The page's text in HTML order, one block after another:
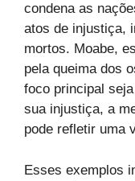
condena as
atos de injustiça,
mortos. Moabe,
pela queima dos
foco principal
sua injustiça, a
pode refletir uma
Esses exemplos